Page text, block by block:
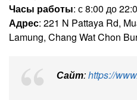
Часы работы: с 8:00 до
Адрес: 221 N Pattaya Rd,
Lamung, Chang Wat Chon
Сайт:https://